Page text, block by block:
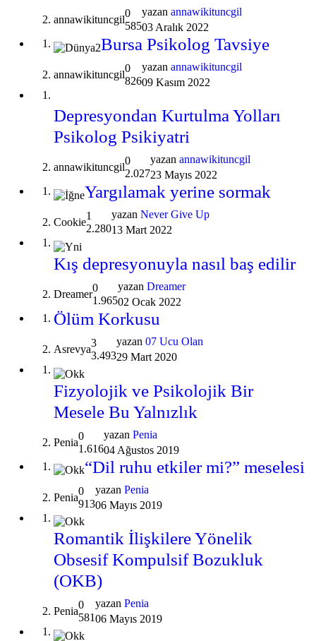
annawikituncgil
0
585
yazan annawikituncgil
03 Aralık 2022
Bursa Psikolog Tavsiye
annawikituncgil
0
826
yazan annawikituncgil
09 Kasım 2022
Depresyondan Kurtulma Yolları
Psikolog Psikiyatri
annawikituncgil
0
2.027
yazan annawikituncgil
23 Mayıs 2022
Yargılamak yerine sormak
Cookie
1
2.280
yazan Never Give Up
13 Mart 2022
Kış depresyonuyla nasıl baş edilir
Dreamer
0
1.965
yazan Dreamer
02 Ocak 2022
Ölüm Korkusu
Asrevya
3
3.493
yazan 07 Ucu Olan
29 Mart 2020
Fizyolojik ve Psikolojik Bir
Mesele Bu Yalnızlık
Penia
0
1.616
yazan Penia
04 Ağustos 2019
“Dil ruhu etkiler mi?” meselesi
Penia
0
913
yazan Penia
06 Mayıs 2019
Romantik İlişkilere Yönelik
Obsesif Kompulsif Bozukluk
(OKB)
Penia
0
581
yazan Penia
06 Mayıs 2019